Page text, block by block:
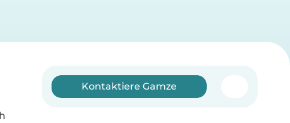
Kontaktiere Gamze